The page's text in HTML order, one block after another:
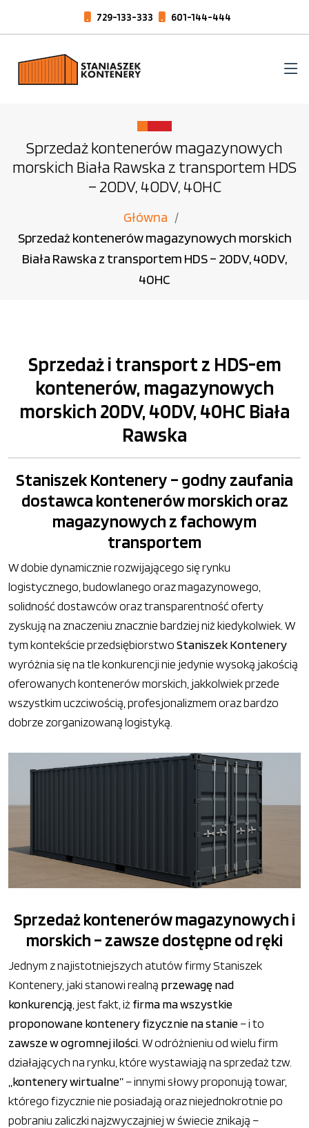
729-133-333 601-144-444
Sprzedaż kontenerów magazynowych
morskich Biała Rawska z transportem HDS
– 20DV, 40DV, 40HC
Główna
Sprzedaż kontenerów magazynowych morskich
Biała Rawska z transportem HDS – 20DV, 40DV,
40HC
Sprzedaż i transport z HDS-em
kontenerów, magazynowych
morskich 20DV, 40DV, 40HC Biała
Rawska
Staniszek Kontenery – godny zaufania
dostawca kontenerów morskich oraz
magazynowych z fachowym
transportem
W dobie dynamicznie rozwijającego się rynku
logistycznego, budowlanego oraz magazynowego,
solidność dostawców oraz transparentność oferty
zyskują na znaczeniu znacznie bardziej niż kiedykolwiek. W
tym kontekście przedsiębiorstwoStaniszek Kontenery
wyróżnia się na tle konkurencji nie jedynie wysoką jakością
oferowanych kontenerów morskich, jakkolwiek przede
wszystkim uczciwością, profesjonalizmem oraz bardzo
dobrze zorganizowaną logistyką.
Sprzedaż kontenerów magazynowych i
morskich – zawsze dostępne od ręki
Jednym z najistotniejszych atutów firmy Staniszek
Kontenery, jaki stanowi realną przewagę nad
konkurencją , jest fakt, iż firma ma wszystkie
proponowane kontenery fizycznie na stanie– i to
zawsze w ogromnej ilości . W odróżnieniu od wielu firm
działających na rynku, które wystawiają na sprzedaż tzw.
„kontenery wirtualne”– innymi słowy proponują towar,
którego fizycznie nie posiadają oraz niejednokrotnie po
pobraniu zaliczki najzwyczajniej w świecie znikają –